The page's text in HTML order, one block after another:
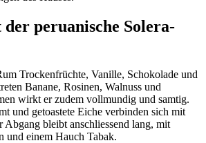
peruanische Solera-
Trockenfrüchte, Vanille, Schokolade und
Banane, Rosinen, Walnuss und
wirkt er zudem vollmundig und samtig.
und getoastete Eiche verbinden sich mit
Abgang bleibt anschliessend lang, mit
und einem Hauch Tabak.